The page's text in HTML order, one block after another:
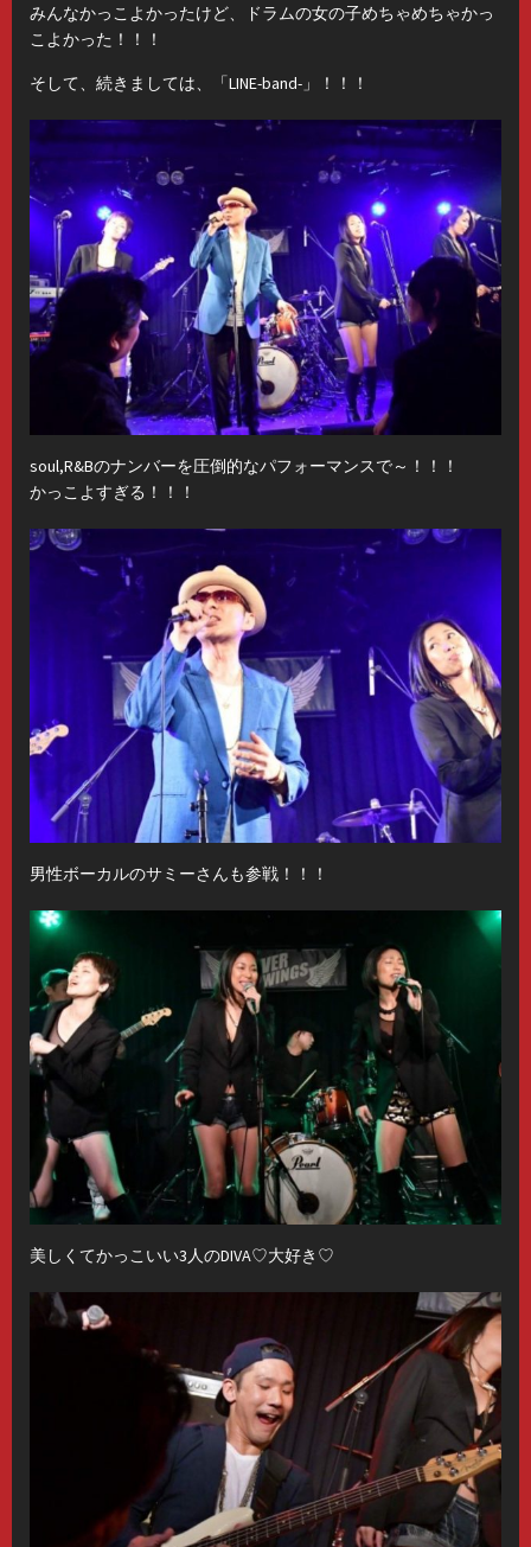
みんなかっこよかったけど、ドラムの女の子めちゃめちゃかっ
こよかった！！！
そして、続きましては、「LINE-band-」！！！
soul,R&Bのナンバーを圧倒的なパフォーマンスで～！！！
かっこよすぎる！！！
男性ボーカルのサミーさんも参戦！！！
美しくてかっこいい3人のDIVA♡大好き♡